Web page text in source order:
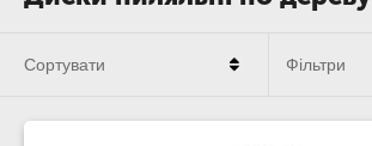
Сортувати Фільтри